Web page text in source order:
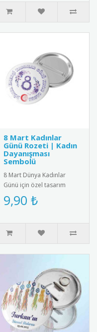
8 Mart Kadınlar
Günü Rozeti | Kadın
Dayanışması
Sembolü
8 Mart Dünya Kadınlar
Günü için özel tasarım
rozet. Kadın dayanışmasını
ve eşitliği simgeleyen şık
9,90 ₺